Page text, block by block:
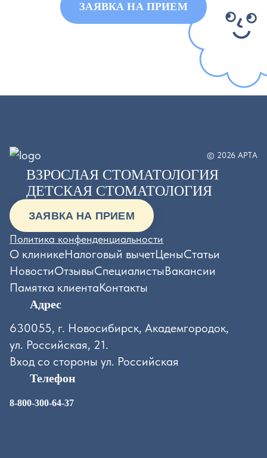
ЗАЯВКА НА ПРИЕМ
© 2026 АРТА
ВЗРОСЛАЯ СТОМАТОЛОГИЯ
ДЕТСКАЯ СТОМАТОЛОГИЯ
ЗАЯВКА НА ПРИЕМ
Политика конфенденциальности
О клиникеНалоговый вычетЦеныСтатьи
НовостиОтзывыСпециалистыВакансии
Памятка клиентаКонтакты
Телефон
8-800-300-64-37
Адрес
630055, г. Новосибирск, Академгородок,
ул. Российская, 21.
Вход со стороны ул. Российская